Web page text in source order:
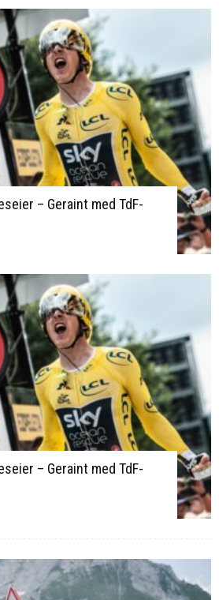
– Geraint med TdF-
– Geraint med TdF-